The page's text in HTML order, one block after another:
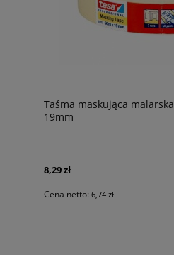
Taśma maskująca
19mm
8,29 zł
Cena netto: 6,74 zł